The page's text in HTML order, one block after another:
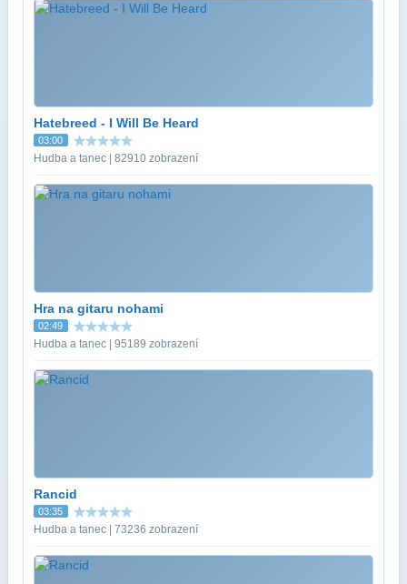
Hatebreed - I Will Be Heard
03:00
Hudba a tanec | 82910 zobrazení
Hra na gitaru nohami
02:49
Hudba a tanec | 95189 zobrazení
Rancid
03:35
Hudba a tanec | 73236 zobrazení